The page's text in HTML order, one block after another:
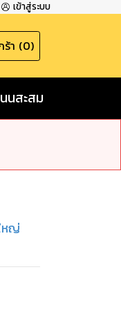
เข้าสู่ระบบ
ร้า (0)
นสะสม
หญ่